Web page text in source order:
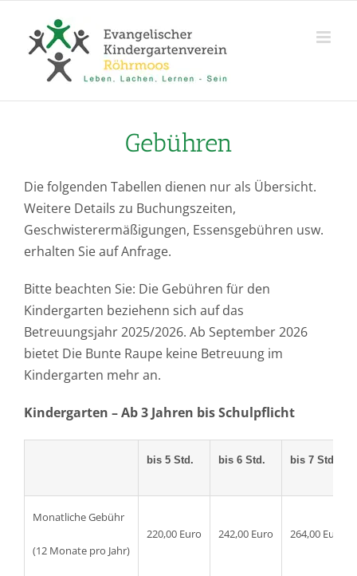
springen
Gebühren
Die folgenden Tabellen dienen nur als Übersicht.
Weitere Details zu Buchungszeiten,
Geschwisterermäßigungen, Essensgebühren usw.
erhalten Sie auf Anfrage.
Bitte beachten Sie: Die Gebühren für den
Kindergarten beziehenn sich auf das
Betreuungsjahr 2025/2026. Ab September 2026
bietet Die Bunte Raupe keine Betreuung im
Kindergarten mehr an.
Kindergarten – Ab 3 Jahren bis Schulpflicht
bis 5 Std. bis 6 Std. bis 7 Std.
Monatliche Gebühr
(12 Monate pro Jahr)
220,00 Euro 242,00 Euro 264,00 Euro